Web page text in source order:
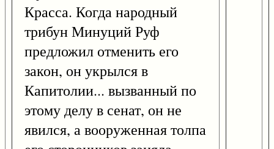
Красса. Когда народный
трибун Минуций Руф
предложил отменить его
закон, он укрылся в
Капитолии... вызванный по
этому делу в сенат, он не
явился, а вооруженная толпа